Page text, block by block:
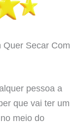
Quer Secar Com
pessoa a
que vai ter um
meio do